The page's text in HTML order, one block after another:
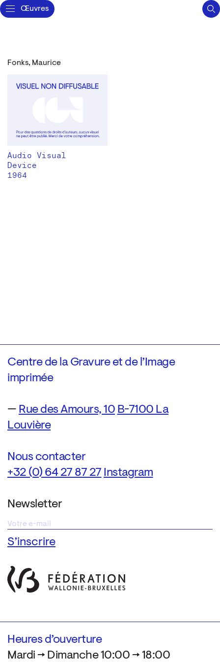
Œuvres
Fonks, Maurice
Audio Visual
Device
1964
Centre de la Gravure et de l’Image
imprimée
— Rue des Amours, 10 B-7100 La
Louvière
Nous contacter
+32 (0) 64 27 87 27 Instagram
Newsletter
Heures d’ouverture
Mardi → Dimanche 10:00 → 18:00